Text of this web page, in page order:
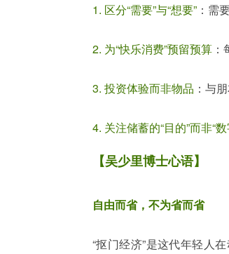
1. 区分“需要”与“想要” ：需
2. 为“快乐消费”预留预算
3. 投资体验而非物品 ：与
4. 关注储蓄的“目的”而非“数
【吴少里博士心语】
自由而省，不为省而省
“抠门经济”是这代年轻人